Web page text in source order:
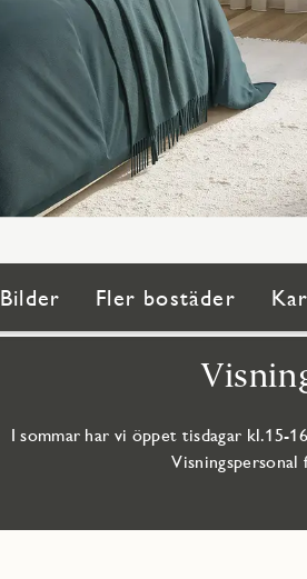
Bilder Fler bostäder
I sommar har vi öppet tisdagar kl.15-
Visningspersonal